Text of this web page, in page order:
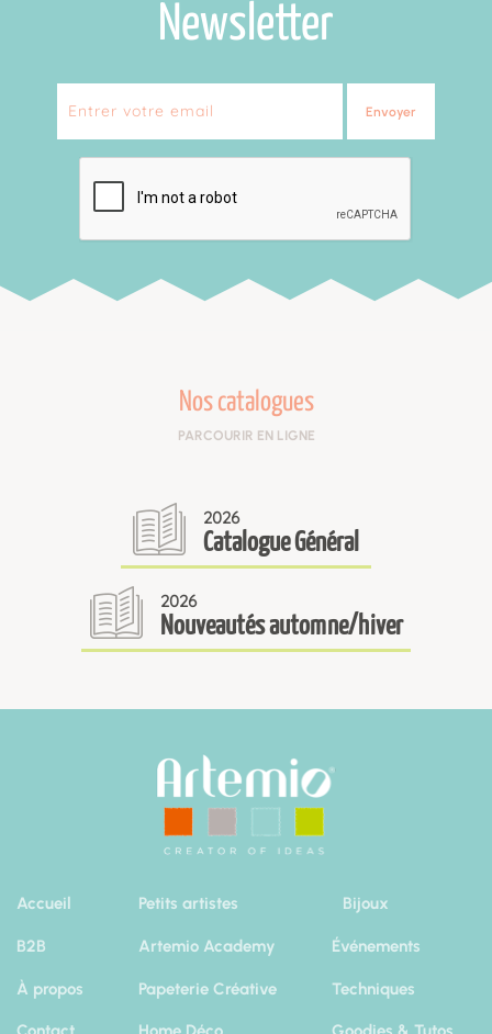
Newsletter
Envoyer
Nos catalogues
PARCOURIR EN LIGNE
2026
Catalogue Général
2026
Nouveautés automne/hiver
Accueil
B2B
À propos
Petits artistes
Artemio Academy
Papeterie Créative
Bijoux
Événements
Techniques